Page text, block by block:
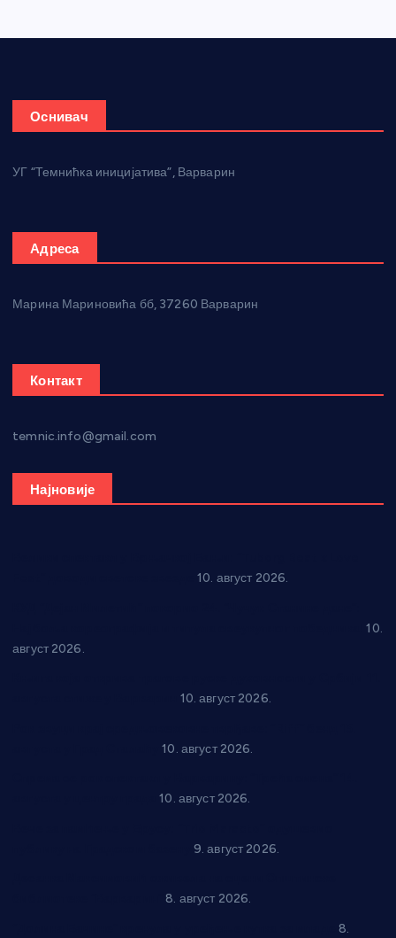
Оснивач
УГ “Темнићка иницијатива”, Варварин
Адреса
Марина Мариновића бб, 37260 Варварин
Контакт
temnic.info@gmail.com
Најновије
10. август 2026.
10.
август 2026.
10. август 2026.
10. август 2026.
10. август 2026.
9. август 2026.
8. август 2026.
8.